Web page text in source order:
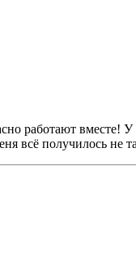
работают вместе!
всё получилось не